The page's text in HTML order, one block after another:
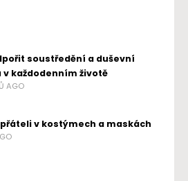
soustředění a duševní
v každodenním životě
AGO
v kostýmech a maskách